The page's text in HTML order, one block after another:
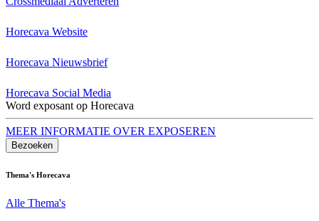
Horecava Website
Horecava Nieuwsbrief
Horecava Social Media
Word exposant op Horecava
MEER INFORMATIE OVER EXPOSEREN
Bezoeken
Thema's Horecava
Alle Thema's